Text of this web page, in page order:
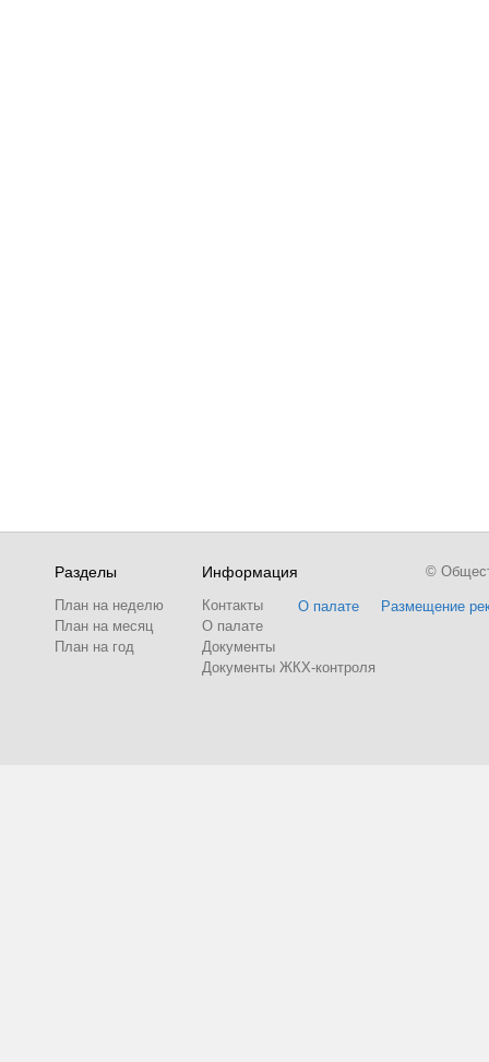
Разделы
План на неделю
План на месяц
План на год
Информация
Контакты
О палате
Документы
Документы ЖКХ-контроля
О палате Размещение
©